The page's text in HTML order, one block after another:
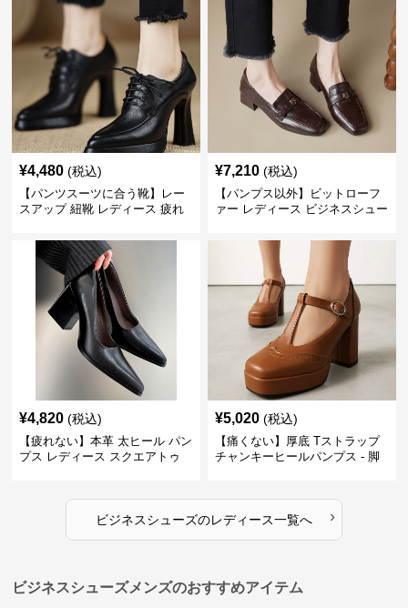
¥4,480 (税込)
【パンツスーツに合う靴】レー
スアップ 紐靴 レディース 疲れ
ビジネスシューズ
¥7,210 (税込)
【パンプス以外】ビットローフ
ァー レディース ビジネスシュー
トゥ 疲れない スーツ
¥4,820 (税込)
【疲れない】本革 太ヒール パン
プス レディース スクエアトゥ
¥5,020 (税込)
【痛くない】厚底 Tストラップ
チャンキーヒールパンプス - 脚
ビジネスシューズのレディース一覧へ ›
ビジネスシューズメンズのおすすめアイテム